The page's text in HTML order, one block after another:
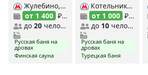
Жулебино, Котельники, Лермонтовский проспект,
от 1 400 ₽/час
до 20 человек
Русская баня на
дровах
Финская сауна
Котельники, Жулебино, Лермонтовский проспект,
от 1 000 ₽/час
до 10человек
Русская баня на
дровах
Турецкая баня